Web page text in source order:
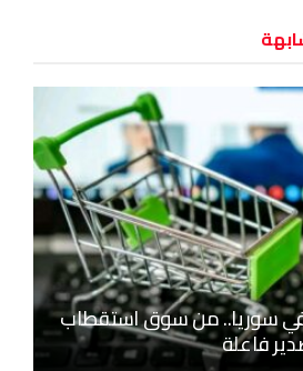
في سوريا.. من سوق استقطاب
فاعلة